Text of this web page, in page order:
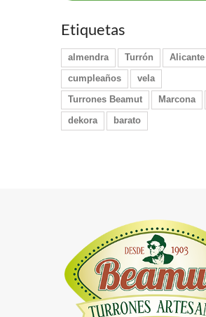
Etiquetas
almendra Turrón
Alicante
cumpleaños
vela
Turrones Beamut
Marcona
dekora
barato